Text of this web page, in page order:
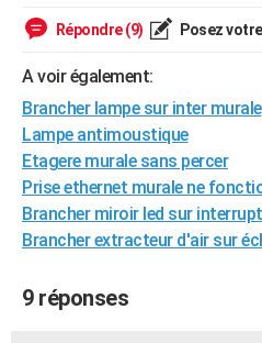
BONS PLANS
CARTE DE VOEUX
Carte de Noël
Carte Bonne année
Carte Saint-Valentin
Carte Pâques
Carte d'anniversaire
DICTIONNAIRE
Dictionnaire
Biographies
Citations
Expressions
Proverbes
PROGRAMME TV
COPAINS D'AVANT
S'inscrire
Se connecter
Lycées
Collèges
Primaires
Universités
Entreprises
Service militaire
Avis de recherche
AVIS DE DÉCÈS
FORUM
Répondre (9) Posez
A voir également:
Brancher lampe sur inter murale
Lampe antimoustique
Etagere murale sans percer
Prise ethernet murale ne
Brancher miroir led sur
Brancher extracteur d'air sur
9 réponses